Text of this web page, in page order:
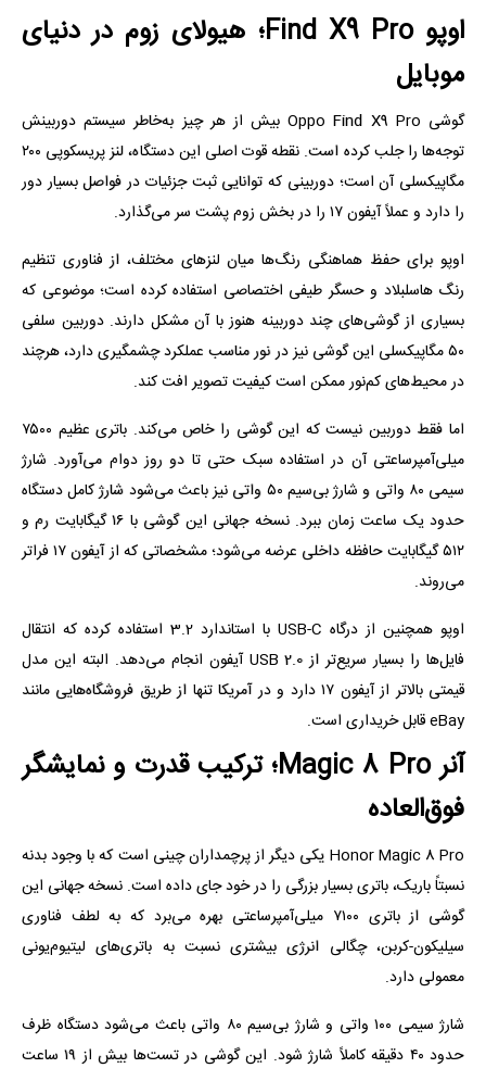
اوپو Find X9 Pro؛ هیولای زوم در دنیای
موبایل
گوشی Oppo Find X9 Pro بیش از هر چیز به‌خاطر سیستم دوربینش
توجه‌ها را جلب کرده است. نقطه قوت اصلی این دستگاه، لنز پریسکوپی ۲۰۰
مگاپیکسلی آن است؛ دوربینی که توانایی ثبت جزئیات در فواصل بسیار دور
را دارد و عملاً آیفون ۱۷ را در بخش زوم پشت سر می‌گذارد.
اوپو برای حفظ هماهنگی رنگ‌ها میان لنزهای مختلف، از فناوری تنظیم
رنگ هاسلبلاد و حسگر طیفی اختصاصی استفاده کرده است؛ موضوعی که
بسیاری از گوشی‌های چند دوربینه هنوز با آن مشکل دارند. دوربین سلفی
۵۰ مگاپیکسلی این گوشی نیز در نور مناسب عملکرد چشمگیری دارد، هرچند
در محیط‌های کم‌نور ممکن است کیفیت تصویر افت کند.
اما فقط دوربین نیست که این گوشی را خاص می‌کند. باتری عظیم ۷۵۰۰
میلی‌آمپرساعتی آن در استفاده سبک حتی تا دو روز دوام می‌آورد. شارژ
سیمی ۸۰ واتی و شارژ بی‌سیم ۵۰ واتی نیز باعث می‌شود شارژ کامل دستگاه
حدود یک ساعت زمان ببرد. نسخه جهانی این گوشی با ۱۶ گیگابایت رم و
۵۱۲ گیگابایت حافظه داخلی عرضه می‌شود؛ مشخصاتی که از آیفون ۱۷ فراتر
می‌روند.
اوپو همچنین از درگاه USB-C با استاندارد 3.2 استفاده کرده که انتقال
فایل‌ها را بسیار سریع‌تر از USB 2.0 آیفون انجام می‌دهد. البته این مدل
قیمتی بالاتر از آیفون ۱۷ دارد و در آمریکا تنها از طریق فروشگاه‌هایی مانند
eBay قابل خریداری است.
آنر Magic 8 Pro؛ ترکیب قدرت و نمایشگر
فوق‌العاده
Honor Magic 8 Pro یکی دیگر از پرچمداران چینی است که با وجود بدنه
نسبتاً باریک، باتری بسیار بزرگی را در خود جای داده است. نسخه جهانی این
گوشی از باتری ۷۱۰۰ میلی‌آمپرساعتی بهره می‌برد که به لطف فناوری
سیلیکون-کربن، چگالی انرژی بیشتری نسبت به باتری‌های لیتیوم‌یونی
معمولی دارد.
شارژ سیمی ۱۰۰ واتی و شارژ بی‌سیم ۸۰ واتی باعث می‌شود دستگاه ظرف
حدود ۴۰ دقیقه کاملاً شارژ شود. این گوشی در تست‌ها بیش از ۱۹ ساعت